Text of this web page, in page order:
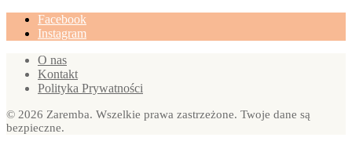
Facebook
Instagram
O nas
Kontakt
Polityka Prywatności
© 2026 Zaremba. Wszelkie prawa zastrzeżone. Twoje dane są
bezpieczne.